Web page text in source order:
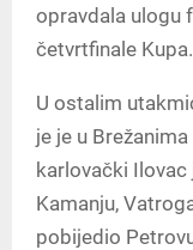
opravdala ulogu
četvrtfinale Kupa.
U ostalim
je je u
karlovački
Kamanju,
pobijedio